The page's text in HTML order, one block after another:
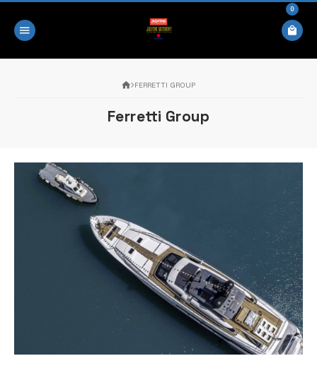
0
FERRETTI GROUP
Ferretti Group